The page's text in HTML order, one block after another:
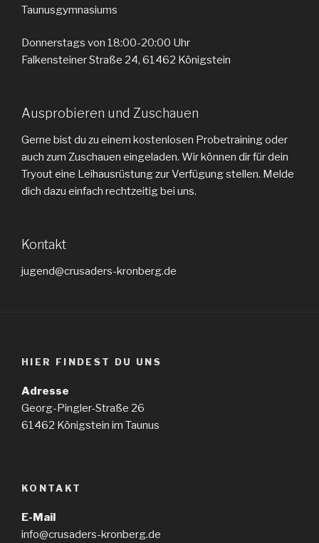
Taunusgymnasiums
Donnerstags von 18:00-20:00 Uhr
Falkensteiner Straße 24, 61462 Königstein
Ausprobieren und Zuschauen
Gerne bist du zu einem kostenlosen Probetraining oder
auch zum Zuschauen eingeladen. Wir können dir für dein
Tryout eine Leihausrüstung zur Verfügung stellen. Melde
dich dazu einfach rechtzeitig bei uns.
Kontakt
jugend@crusaders-kronberg.de
HIER FINDEST DU UNS
Adresse
Georg-Pingler-Straße 26
61462 Königstein im Taunus
KONTAKT
E-Mail
info@crusaders-kronberg.de